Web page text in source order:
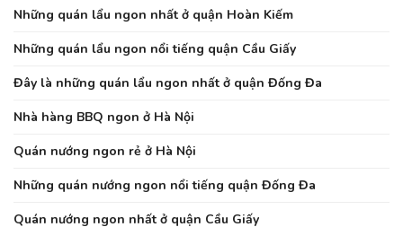
Những quán lẩu ngon nhất ở quận Hoàn Kiếm
Những quán lẩu ngon nổi tiếng quận Cầu Giấy
Đây là những quán lẩu ngon nhất ở quận Đống Đa
Nhà hàng BBQ ngon ở Hà Nội
Quán nướng ngon rẻ ở Hà Nội
Những quán nướng ngon nổi tiếng quận Đống Đa
Quán nướng ngon nhất ở quận Cầu Giấy